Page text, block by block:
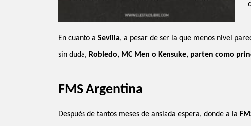
En cuanto a Sevilla, a pesar de ser la que menos nivel
sin duda, Robledo, MC Men o Kensuke, parten como
FMS Argentina
Después de tantos meses de ansiada espera, donde a la